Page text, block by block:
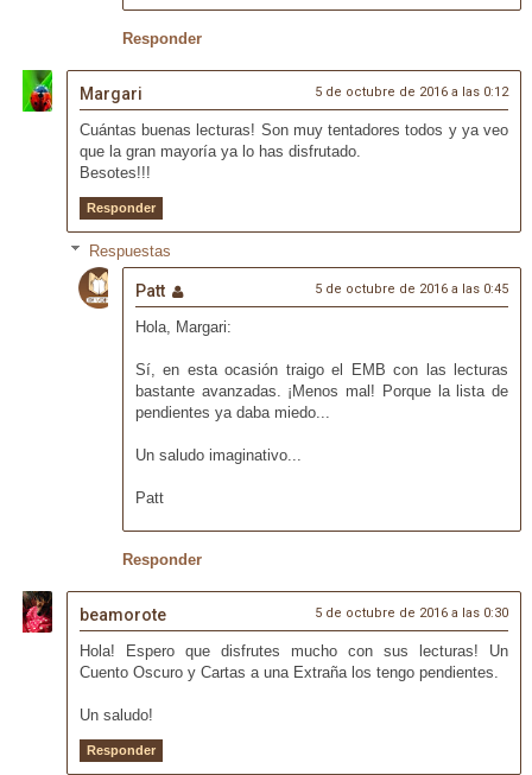
Responder
Margari 5 de octubre de 2016 a las 0:12
Cuántas buenas lecturas! Son muy tentadores todos y ya veo
que la gran mayoría ya lo has disfrutado.
Besotes!!!
Responder
Respuestas
Patt 5 de octubre de 2016 a las 0:45
Hola, Margari:
Sí, en esta ocasión traigo el EMB con las lecturas
bastante avanzadas. ¡Menos mal! Porque la lista de
pendientes ya daba miedo...
Un saludo imaginativo...
Patt
Responder
beamorote 5 de octubre de 2016 a las 0:30
Hola! Espero que disfrutes mucho con sus lecturas! Un
Cuento Oscuro y Cartas a una Extraña los tengo pendientes.
Un saludo!
Responder